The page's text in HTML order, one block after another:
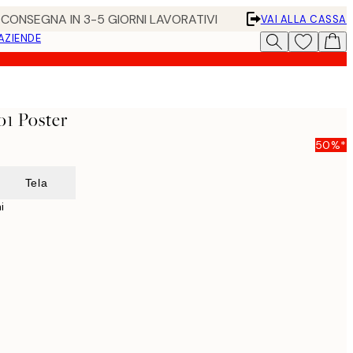
IN 3-5 GIORNI LAVORATIVI
VAI ALLA CASSA
Poster
50%*
Tela